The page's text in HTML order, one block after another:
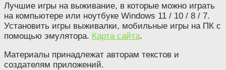
Лучшие игры на выживание, в которые можно играть
на компьютере или ноутбуке Windows 11 / 10 / 8 / 7.
Установить игры выживалки, мобильные игры на ПК с
помощью эмулятора. Карта сайта.
Материалы принадлежат авторам текстов и
создателям приложений.